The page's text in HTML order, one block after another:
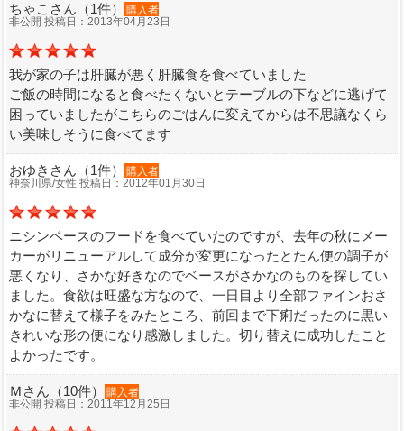
ちゃこさん（1件）
購入者
非公開 投稿日：2013年04月23日
我が家の子は肝臓が悪く肝臓食を食べていました
ご飯の時間になると食べたくないとテーブルの下などに逃げて
困っていましたがこちらのごはんに変えてからは不思議なくら
い美味しそうに食べてます
おゆきさん（1件）
購入者
神奈川県/女性 投稿日：2012年01月30日
ニシンベースのフードを食べていたのですが、去年の秋にメー
カーがリニューアルして成分が変更になったとたん便の調子が
悪くなり、さかな好きなのでベースがさかなのものを探してい
ました。食欲は旺盛な方なので、一日目より全部ファインおさ
かなに替えて様子をみたところ、前回まで下痢だったのに黒い
きれいな形の便になり感激しました。切り替えに成功したこと
よかったです。
Ｍさん（10件）
購入者
非公開 投稿日：2011年12月25日